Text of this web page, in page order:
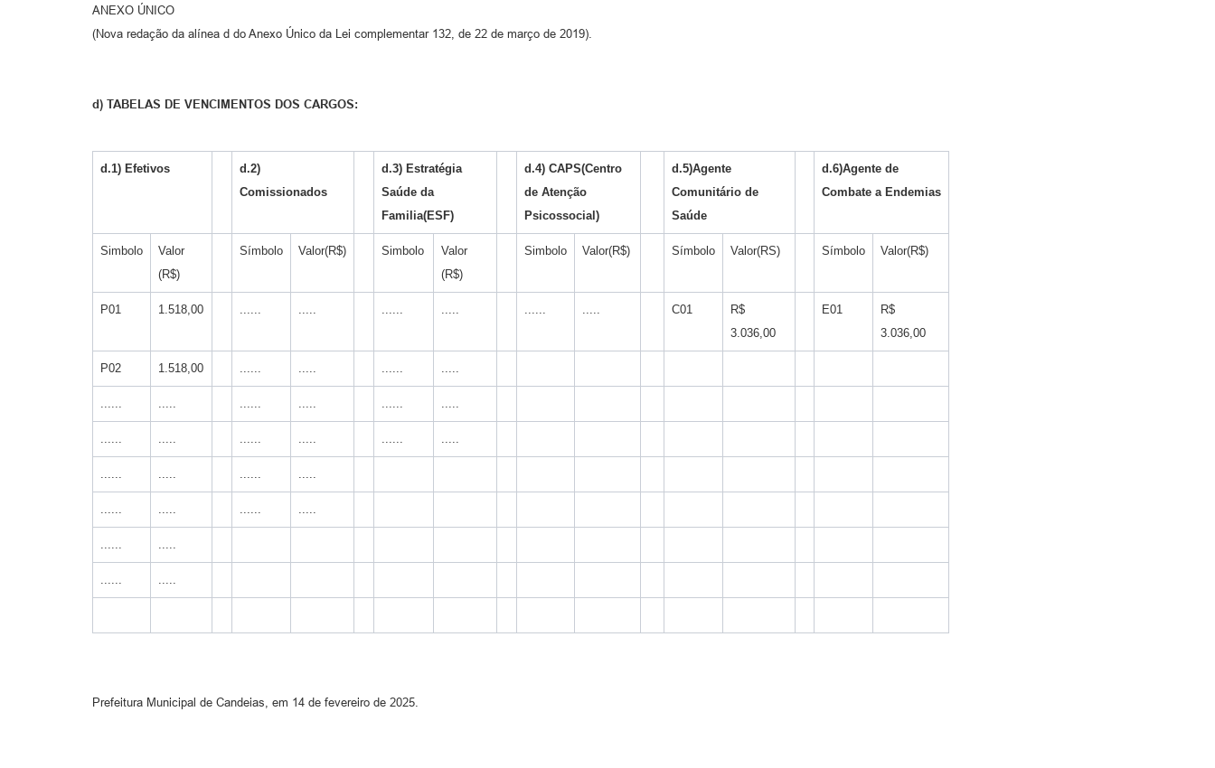
ANEXO ÚNICO
(Nova redação da alínea d do Anexo Único da Lei complementar 132, de 22 de março de 2019).
d) TABELAS DE VENCIMENTOS DOS CARGOS:
d.1) Efetivos
d.2)
Comissionados
d.3) Estratégia
Saúde da
Familia(ESF)
d.4) CAPS(Centro
de Atenção
Psicossocial)
d.5)Agente
Comunitário de
Saúde
d.6)Agente de
Combate a Endemias
Simbolo
Valor
(R$)
Símbolo Valor(R$) Simbolo
Valor
(R$)
Simbolo Valor(R$) Símbolo Valor(RS) Símbolo Valor(R$)
P01 1.518,00 C01
R$
3.036,00
E01
R$
3.036,00
P02 1.518,00
Prefeitura Municipal de Candeias, em 14 de fevereiro de 2025.